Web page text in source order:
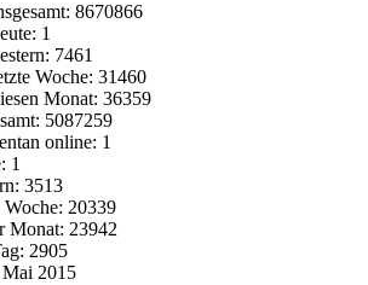
8670866
1
7461
Woche: 31460
Monat: 36359
5087259
online: 1
1
3513
Woche: 20339
Monat: 23942
2905
2015